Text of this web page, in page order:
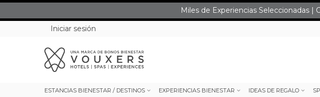
Miles de Experiencias Seleccionadas |
Iniciar sesión
ESTANCIAS BIENESTAR / DESTINOS EXPERIENCIAS BIENESTAR IDEAS DE REGALO